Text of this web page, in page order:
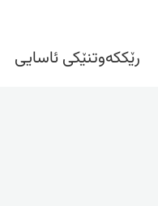
رێککەوتنێکی ئاسایی